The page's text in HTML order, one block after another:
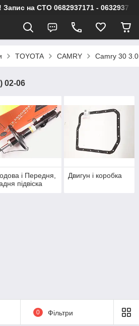
Запис на СТО 0682937171 -
TOYOTA CAMRY Camry 30
02-06
і Передня,
підвіска
Двигун і коробка
0 Фільтри